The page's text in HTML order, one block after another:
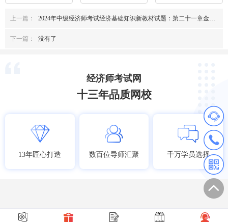
上一篇： 2024年中级经济师考试经济基础知识新教材试题：第二十一章金融风险与金融监管
下一篇： 没有了
经济师考试网
十三年品质网校
13年匠心打造 数百位导师汇聚 千万学员选择